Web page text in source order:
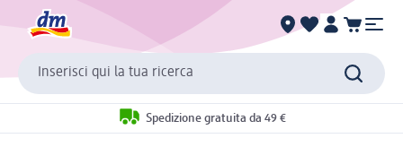
Inserisci qui la tua ricerca
Spedizione gratuita da 49 €